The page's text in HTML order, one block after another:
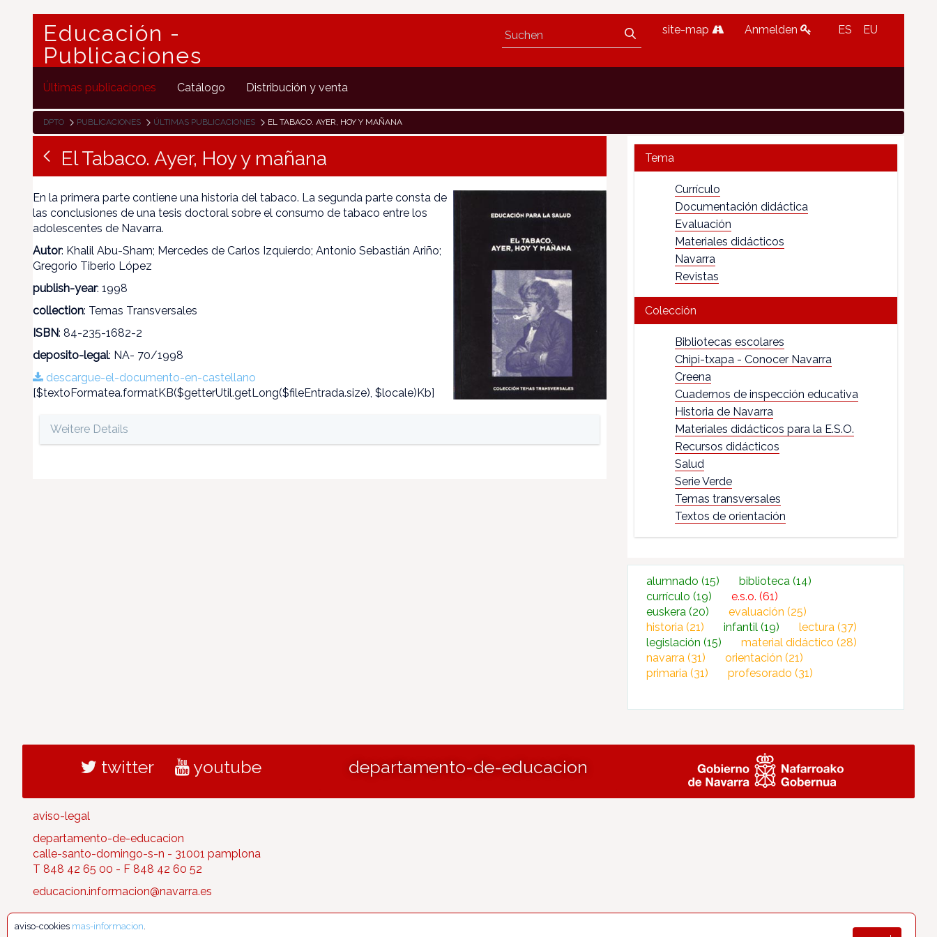
Educación -
Publicaciones
site-map Anmelden ES EU
Últimas publicaciones Catálogo Distribución y venta
DPTO PUBLICACIONES ÚLTIMAS PUBLICACIONES EL TABACO. AYER, HOY Y MAÑANA
El Tabaco. Ayer, Hoy y mañana
En la primera parte contiene una historia del tabaco. La segunda parte consta de
las conclusiones de una tesis doctoral sobre el consumo de tabaco entre los
adolescentes de Navarra.
Autor: Khalil Abu-Sham; Mercedes de Carlos Izquierdo; Antonio Sebastián Ariño;
Gregorio Tiberio López
publish-year: 1998
collection: Temas Transversales
ISBN: 84-235-1682-2
deposito-legal: NA- 70/1998
descargue-el-documento-en-castellano
[$textoFormatea.formatKB($getterUtil.getLong($fileEntrada.size), $locale)Kb]
Weitere Details
Tema
Currículo
Documentación didáctica
Evaluación
Materiales didácticos
Navarra
Revistas
Colección
Bibliotecas escolares
Chipi-txapa - Conocer Navarra
Creena
Cuadernos de inspección educativa
Historia de Navarra
Materiales didácticos para la E.S.O.
Recursos didácticos
Salud
Serie Verde
Temas transversales
Textos de orientación
alumnado(15) biblioteca(14)
currículo(19) e.s.o.(61)
euskera(20) evaluación(25)
historia(21) infantil(19) lectura(37)
legislación(15) material didáctico(28)
navarra(31) orientación(21)
primaria(31) profesorado(31)
twitter youtube departamento-de-educacion
aviso-legal
departamento-de-educacion
calle-santo-domingo-s-n - 31001 pamplona
T 848 42 65 00 - F 848 42 60 52
educacion.informacion@navarra.es
aviso-cookies mas-informacion.